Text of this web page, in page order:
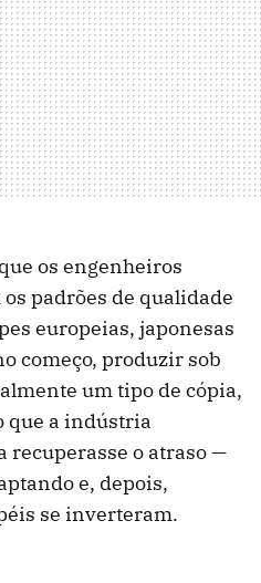
os engenheiros
padrões de qualidade
europeias, japonesas
começo, produzir sob
um tipo de cópia,
que a indústria
recuperasse o atraso —
e, depois,
se inverteram.